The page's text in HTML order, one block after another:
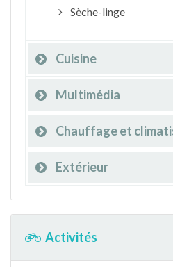
Sèche-linge
Cuisine
Multimédia
Chauffage et
Extérieur
Activités